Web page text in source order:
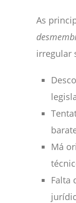
As
irregular
Má
Falta